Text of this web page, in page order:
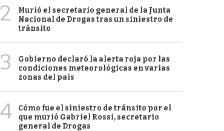
2
Murió el secretario general de la Junta
Nacional de Drogas tras un siniestro de
tránsito
3
Gobierno declaró la alerta roja por las
condiciones meteorológicas en varias
zonas del país
4
Cómo fue el siniestro de tránsito por el
que murió Gabriel Rossi, secretario
general de Drogas